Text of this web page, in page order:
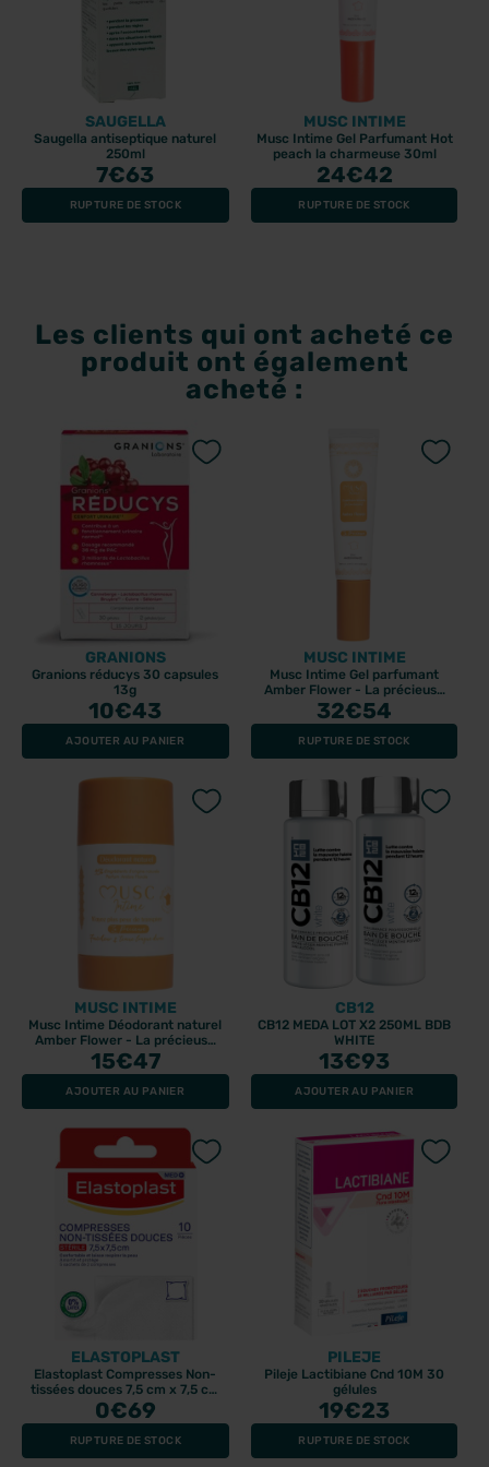
SAUGELLA
Saugella antiseptique naturel
250ml
7€63
RUPTURE DE STOCK
MUSC INTIME
Musc Intime Gel Parfumant Hot
peach la charmeuse 30ml
24€42
RUPTURE DE STOCK
Les clients qui ont acheté ce
produit ont également
acheté :
GRANIONS
Granions réducys 30 capsules
13g
10€43
AJOUTER AU PANIER
MUSC INTIME
Musc Intime Gel parfumant
Amber Flower - La précieuse
30ml
32€54
RUPTURE DE STOCK
MUSC INTIME
Musc Intime Déodorant naturel
Amber Flower - La précieuse
50gr
15€47
AJOUTER AU PANIER
CB12
CB12 MEDA LOT X2 250ML BDB
WHITE
13€93
AJOUTER AU PANIER
ELASTOPLAST
Elastoplast Compresses Non-
tissées douces 7,5 cm x 7,5 cm
10 pièces
0€69
RUPTURE DE STOCK
PILEJE
Pileje Lactibiane Cnd 10M 30
gélules
19€23
RUPTURE DE STOCK